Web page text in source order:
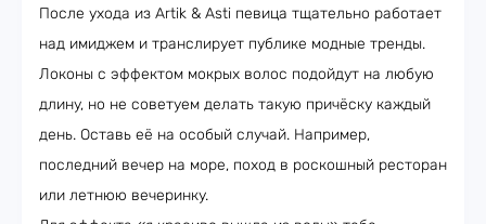
После ухода из Artik & Asti певица тщательно работает
над имиджем и транслирует публике модные тренды.
Локоны с эффектом мокрых волос подойдут на любую
длину, но не советуем делать такую причёску каждый
день. Оставь её на особый случай. Например,
последний вечер на море, поход в роскошный ресторан
или летнюю вечеринку.